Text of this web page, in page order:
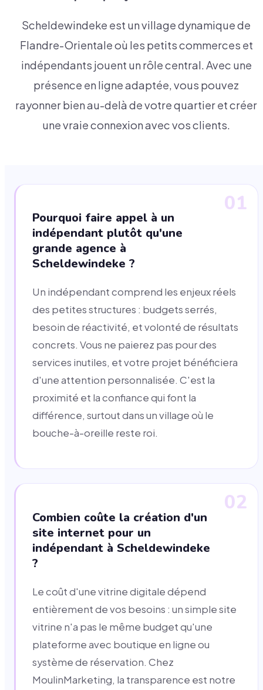
Scheldewindeke est un village dynamique de
Flandre-Orientale où les petits commerces et
indépendants jouent un rôle central. Avec une
présence en ligne adaptée, vous pouvez
rayonner bien au-delà de votre quartier et créer
une vraie connexion avec vos clients.
01
Pourquoi faire appel à un
indépendant plutôt qu'une
grande agence à
Scheldewindeke ?
Un indépendant comprend les enjeux réels
des petites structures : budgets serrés,
besoin de réactivité, et volonté de résultats
concrets. Vous ne paierez pas pour des
services inutiles, et votre projet bénéficiera
d'une attention personnalisée. C'est la
proximité et la confiance qui font la
différence, surtout dans un village où le
bouche-à-oreille reste roi.
02
Combien coûte la création d'un
site internet pour un
indépendant à Scheldewindeke
?
Le coût d'une vitrine digitale dépend
entièrement de vos besoins : un simple site
vitrine n'a pas le même budget qu'une
plateforme avec boutique en ligne ou
système de réservation. Chez
MoulinMarketing, la transparence est notre